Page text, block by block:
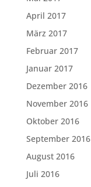
April 2017
März 2017
Februar 2017
Januar 2017
Dezember 2016
November 2016
Oktober 2016
September 2016
August 2016
Juli 2016